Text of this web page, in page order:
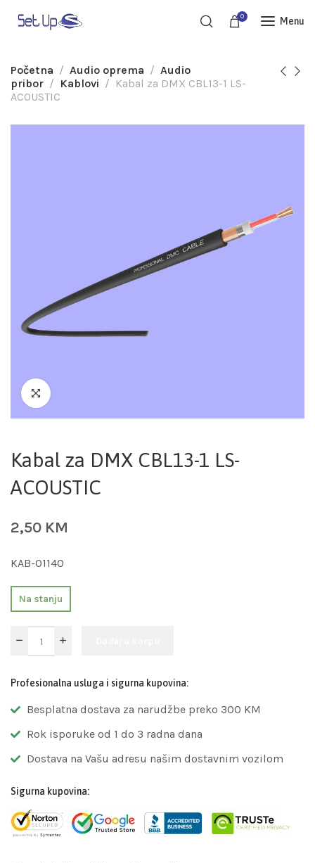
0 Menu
Početna Audio oprema
Audio
pribor
Kablovi
Kabal za DMX CBL13-1 LS-
ACOUSTIC
Kabal za DMX CBL13-1 LS-
ACOUSTIC
2,50 KM
KAB-01140
Na stanju
Profesionalna usluga i sigurna kupovina:
Besplatna dostava za narudžbe preko 300 KM
Rok isporuke od 1 do 3 radna dana
Dostava na Vašu adresu našim dostavnim vozilom
Sigurna kupovina: